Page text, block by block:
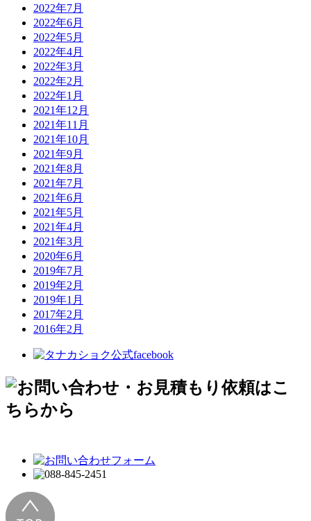
2022年7月
2022年6月
2022年5月
2022年4月
2022年3月
2022年2月
2022年1月
2021年12月
2021年11月
2021年10月
2021年9月
2021年8月
2021年7月
2021年6月
2021年5月
2021年4月
2021年3月
2020年6月
2019年7月
2019年2月
2019年1月
2017年2月
2016年2月